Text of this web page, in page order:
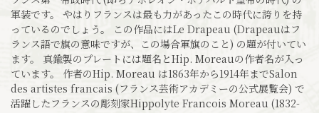
軍装です。 やはりフランスは最も力があったこの時代に誇りを持
っているのでしょう。 この作品にはLe Drapeau (Drapeauはフ
ランス語で旗の意味ですが、この場合軍旗のこと) の題が付いてい
ます。 真鍮製のプレートには題名とHip. Moreauの作者名が入っ
ています。 作者のHip. Moreau は1863年から1914年までSalon
des artistes francais (フランス芸術アカデミーの公式展覧会) で
活躍したフランスの彫刻家Hippolyte Francois Moreau (1832-